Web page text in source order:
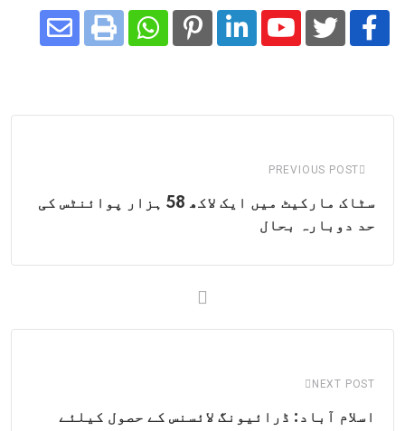
Youtube
LinkedIn
Pinterest
Whatsapp
Print
PREVIOUS POST
سٹاک مارکیٹ میں ایک لاکھ 58 ہزار پوائنٹس کی
حد دوبارہ بحال
NEXT POST
اسلام آباد: ڈرائیونگ لائسنس کے حصول کیلئے